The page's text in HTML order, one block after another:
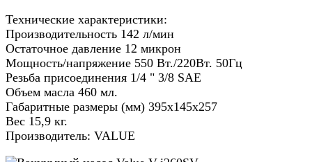
Технические характеристики:
Производительность 142 л/мин
Остаточное давление 12 микрон
Мощность/напряжение 550 Вт./220Вт. 50Гц
Резьба присоединения 1/4 " 3/8 SAE
Объем масла 460 мл.
Габаритные размеры (мм) 395х145х257
Вес 15,9 кг.
Производитель: VALUE